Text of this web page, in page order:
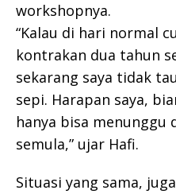
workshopnya.
“Kalau di hari normal
kontrakan dua tahun
sekarang saya tidak
sepi. Harapan saya,
hanya bisa menunggu
semula,” ujar Hafi.
Situasi yang sama,